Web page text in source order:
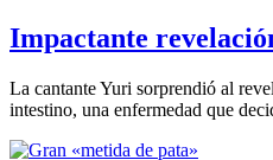
Impactante
La cantante Yuri sorprendió al
intestino, una enfermedad que